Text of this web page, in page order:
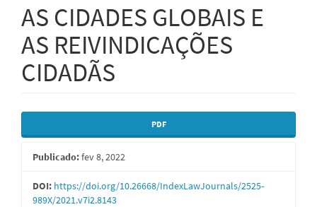
AS CIDADES GLOBAIS E
AS REIVINDICAÇÕES
CIDADÃS
Barra
lateral
de
artigos
PDF
Publicado:fev 8, 2022
DOI: https://doi.org/10.26668/IndexLawJournals/2525-
989X/2021.v7i2.8143